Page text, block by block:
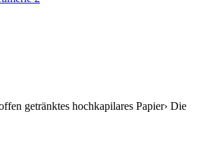
getränktes hochkapilares Papier› Die